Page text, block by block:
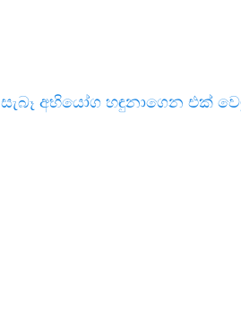
සැබෑ අභියෝග හඳුනාගෙන එක්